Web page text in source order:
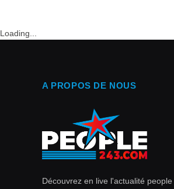
Loading...
A PROPOS DE NOUS
Découvrez en live l'actualité